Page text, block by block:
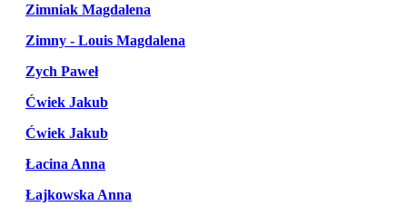
Zimniak Magdalena
Zimny - Louis Magdalena
Zych Paweł
Ćwiek Jakub
Ćwiek Jakub
Łacina Anna
Łajkowska Anna